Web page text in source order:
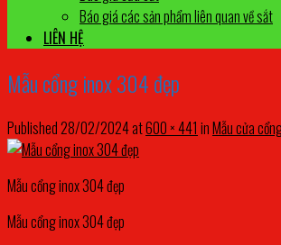
Báo giá các sản phẩm liên quan về sắt
LIÊN HỆ
Mẫu cổng inox 304 đẹp
Published28/02/2024at600 × 441 inMẫu cửa
Mẫu cổng inox 304 đẹp
Mẫu cổng inox 304 đẹp